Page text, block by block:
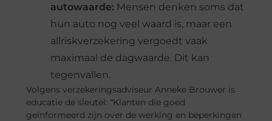
autowaarde: Mensen denken soms dat
hun auto nog veel waard is, maar een
allriskverzekering vergoedt vaak
maximaal de dagwaarde. Dit kan
tegenvallen.
Volgens verzekeringsadviseur Anneke Brouwer is
educatie de sleutel: “Klanten die goed
geïnformeerd zijn over de werking en beperkingen